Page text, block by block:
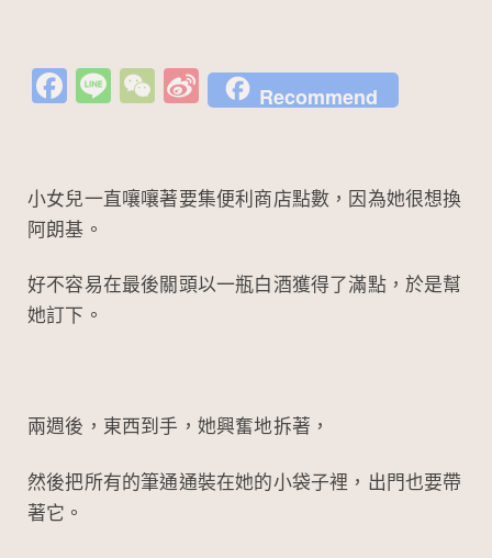
Fa
b
o
k
Li
W
h
Si
n
W
o
Recommend
小女兒一直嚷嚷著要集便利商店點數，因為她很想換
阿朗基。
好不容易在最後關頭以一瓶白酒獲得了滿點，於是幫
她訂下。
兩週後，東西到手，她興奮地拆著，
然後把所有的筆通通裝在她的小袋子裡，出門也要帶
著它。